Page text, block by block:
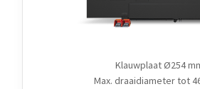
Klauwplaat Ø254
Max. draaidiameter tot